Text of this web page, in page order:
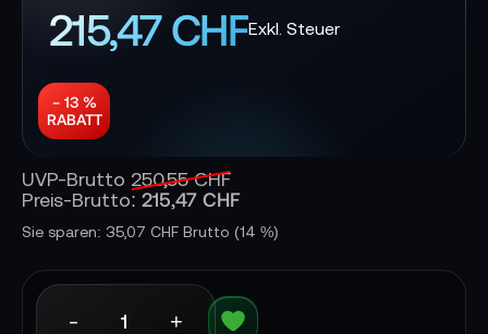
215,47 CHF
− 13 %
RABATT
UVP-Brutto 250,55 CHF
Preis-Brutto: 215,47 CHF
Sie sparen: 35,07 CHF Brutto (14 %)
- +